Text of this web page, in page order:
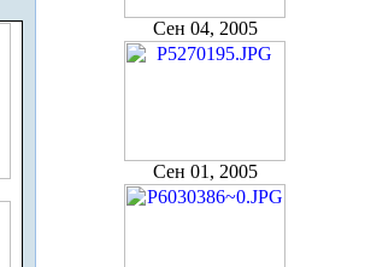
Сен 04, 2005
Сен 01, 2005